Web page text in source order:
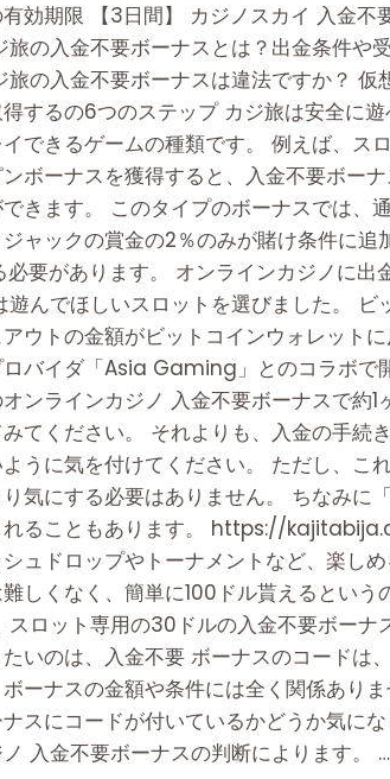
効期限 【3日間】 カジノスカイ 入金
旅の入金不要ボーナスとは？出金条件や
旅の入金不要ボーナスは違法ですか？
するの6つのステップ カジ旅は安全に
できるゲームの種類です。 例えば、ス
ボーナスを獲得すると、入金不要ボー
きます。 このタイプのボーナスでは
ャックの賞金の2％のみが賭け条件に
要があります。 オンラインカジノに
遊んでほしいスロットを選びました。
ウトの金額がビットコインウォレット
ロバイダ「Asia Gaming」とのコラボで
ンラインカジノ 入金不要ボーナスで約
てください。 それよりも、入金の手続
うに気を付けてください。 ただし、こ
気にする必要はありません。 ちなみに
れることもあります。 https://
ュドロップやトーナメントなど、楽し
しくなく、簡単に100ドル貰えるとい
スロット専用の30ドルの入金不要ボー
いのは、入金不要 ボーナスのコードは
ーナスの金額や条件には全く関係あり
スにコードが付いているかどうか気に
入金不要ボーナスの判断によります。 …